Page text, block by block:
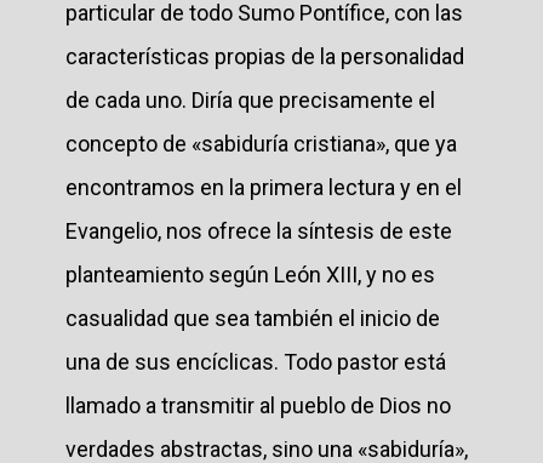
particular de todo Sumo Pontífice, con las
características propias de la personalidad
de cada uno. Diría que precisamente el
concepto de «sabiduría cristiana», que ya
encontramos en la primera lectura y en el
Evangelio, nos ofrece la síntesis de este
planteamiento según León XIII, y no es
casualidad que sea también el inicio de
una de sus encíclicas. Todo pastor está
llamado a transmitir al pueblo de Dios no
verdades abstractas, sino una «sabiduría»,